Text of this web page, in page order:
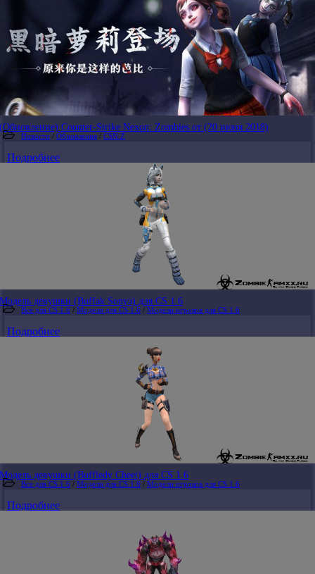
(Обновление) Counter-Strike Nexon: Zombies от (20 июня 2018)
Новости / Обновления / CSN:Z
Подробнее
Модель девушки (Buffak Sonya) для CS 1.6
Все для CS 1.6 / Модели для CS 1.6 / Модели игроков для CS 1.6
Подробнее
Модель девушки (Buffledy Cheet) для CS 1.6
Все для CS 1.6 / Модели для CS 1.6 / Модели игроков для CS 1.6
Подробнее